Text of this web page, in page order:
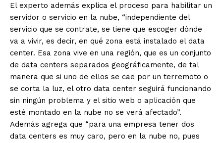
El experto además explica el proceso para habilitar un
servidor o servicio en la nube, “independiente del
servicio que se contrate, se tiene que escoger dónde
va a vivir, es decir, en qué zona está instalado el data
center. Esa zona vive en una región, que es un conjunto
de data centers separados geográficamente, de tal
manera que si uno de ellos se cae por un terremoto o
se corta la luz, el otro data center seguirá funcionando
sin ningún problema y el sitio web o aplicación que
esté montado en la nube no se verá afectado”.
Además agrega que “para una empresa tener dos
data centers es muy caro, pero en la nube no, pues